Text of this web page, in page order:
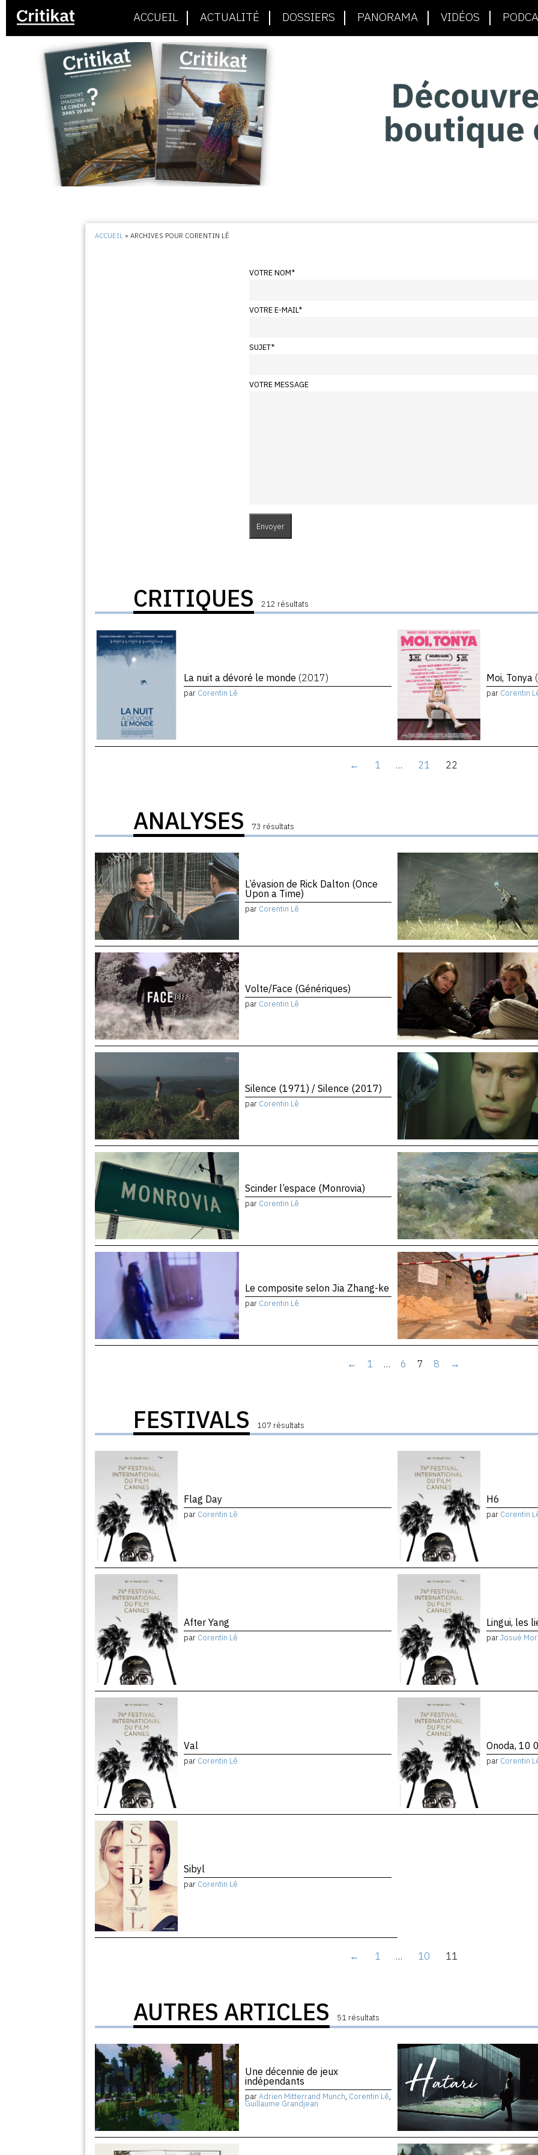
ACCUEIL ACTUALITÉ DOSSIERS PANORAMA VIDÉOS
ACCUEIL »ARCHIVES POUR CORENTIN LÊ
VOTRE NOM*
VOTRE E-MAIL*
SUJET*
VOTRE MESSAGE
CRITIQUES 212 résultats
La nuit a dévoré le monde (2017)
par Corentin Lê
Moi, Tonya
par Corentin
← 1 … 21 22
ANALYSES 73 résultats
L’évasion de Rick Dalton (Once
Upon a Time)
par Corentin Lê
Volte/Face (Génériques)
par Corentin Lê
Silence (1971) / Silence (2017)
par Corentin Lê
Scinder l’espace (Monrovia)
par Corentin Lê
Le composite selon Jia Zhang-ke
par Corentin Lê
← 1 … 6 7 8 →
FESTIVALS 107 résultats
Flag Day
par Corentin Lê
H6
par Corentin
After Yang
par Corentin Lê
Lingui, les
parJosué
Val
par Corentin Lê
Onoda, 10
par Corentin
Sibyl
par Corentin Lê
← 1 … 10 11
AUTRES ARTICLES 51 résultats
Une décennie de jeux
indépendants
parAdrien Mitterrand Munch, Corentin Lê,
Guillaume Grandjean